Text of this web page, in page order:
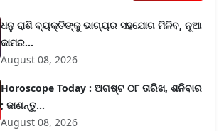
ଧନୁ ରାଶି ବ୍ୟକ୍ତିଙ୍କୁ ଭାଗ୍ୟର ସହଯୋଗ ମିଳିବ, ନୂଆ
କାମର...
August 08, 2026
Horoscope Today : ଅଗଷ୍ଟ ୦୮ ତାରିଖ, ଶନିବାର
; ଜାଣନ୍ତୁ...
August 08, 2026